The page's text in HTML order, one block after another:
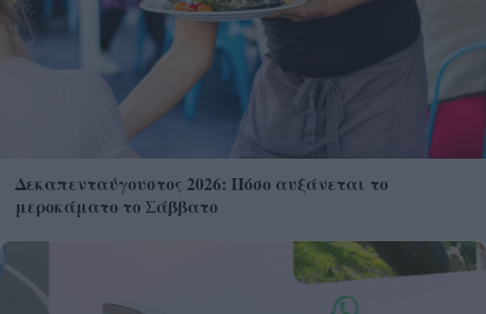
Δεκαπενταύγουστος 2026: Πόσο αυξάνεται το
μεροκάματο το Σάββατο